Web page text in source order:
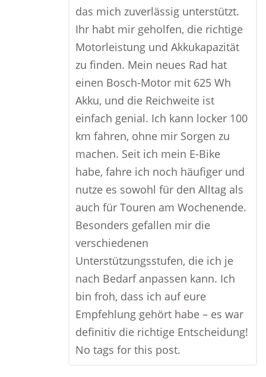
das mich zuverlässig unterstützt.
Ihr habt mir geholfen, die richtige
Motorleistung und Akkukapazität
zu finden. Mein neues Rad hat
einen Bosch-Motor mit 625 Wh
Akku, und die Reichweite ist
einfach genial. Ich kann locker 100
km fahren, ohne mir Sorgen zu
machen. Seit ich mein E-Bike
habe, fahre ich noch häufiger und
nutze es sowohl für den Alltag als
auch für Touren am Wochenende.
Besonders gefallen mir die
verschiedenen
Unterstützungsstufen, die ich je
nach Bedarf anpassen kann. Ich
bin froh, dass ich auf eure
Empfehlung gehört habe – es war
definitiv die richtige Entscheidung!
No tags for this post.